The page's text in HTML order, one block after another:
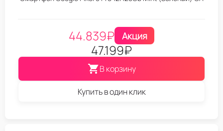
44.839₽ Акция
47.199₽
В корзину
Купить в один клик